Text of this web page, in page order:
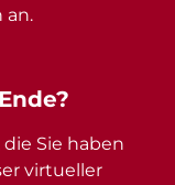
Sie haben
virtueller
an.